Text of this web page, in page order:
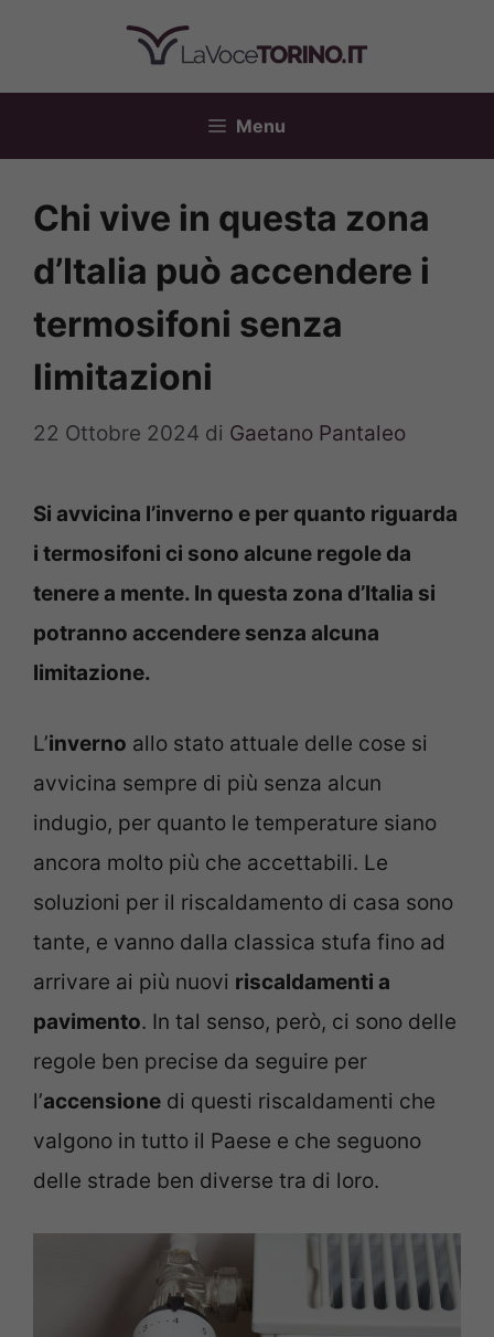
contenuto
Menu
Chi vive in questa zona
d’Italia può accendere i
termosifoni senza
limitazioni
22 Ottobre 2024 di Gaetano Pantaleo
Si avvicina l’inverno e per quanto riguarda
i termosifoni ci sono alcune regole da
tenere a mente. In questa zona d’Italia si
potranno accendere senza alcuna
limitazione.
L’inverno allo stato attuale delle cose si
avvicina sempre di più senza alcun
indugio, per quanto le temperature siano
ancora molto più che accettabili. Le
soluzioni per il riscaldamento di casa sono
tante, e vanno dalla classica stufa fino ad
arrivare ai più nuovi riscaldamenti a
pavimento. In tal senso, però, ci sono delle
regole ben precise da seguire per
l’accensione di questi riscaldamenti che
valgono in tutto il Paese e che seguono
delle strade ben diverse tra di loro.